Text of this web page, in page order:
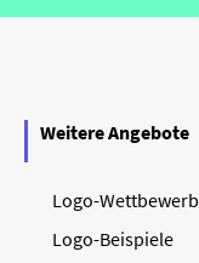
Weitere Angebote
Logo-Wettbewerb
Logo-Beispiele